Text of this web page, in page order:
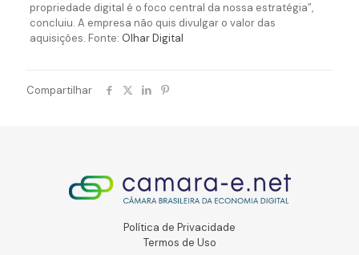
propriedade digital é o foco central da nossa estratégia”,
concluiu. A empresa não quis divulgar o valor das
aquisições. Fonte: Olhar Digital
Compartilhar
Política de Privacidade
Termos de Uso